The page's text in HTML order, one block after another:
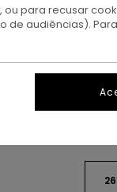
26
para recusar
de audiências).